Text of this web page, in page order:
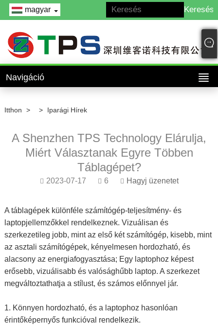
magyar
Navigáció
Itthon > > Iparági Hírek
A Shenzhen TPS Technology Elárulja,
Miért Választanak Egyre Többen
Táblagépet?
2023-07-17 6 Hagyj üzenetet
A táblagépek különféle számítógép-teljesítmény- és
laptopjellemzőkkel rendelkeznek. Vizuálisan és
szerkezetileg jobb, mint az első két számítógép, kisebb, mint
az asztali számítógépek, kényelmesen hordozható, és
alacsony az energiafogyasztása; Egy laptophoz képest
erősebb, vizuálisabb és valósághűbb laptop. A szerkezet
megváltoztathatja a stílust, és számos előnnyel jár.
1. Könnyen hordozható, és a laptophoz hasonlóan
érintőképernyős funkcióval rendelkezik.